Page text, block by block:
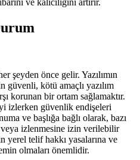
önce gelir. Yazılımın
güvenli, kötü amaçlı yazılım
korunan bir ortam sağlamaktır.
izlerken güvenlik endişeleri
ve başlığa bağlı olarak, bazı
izlenmesine izin verilebilir
yerel telif hakkı yasalarına ve
olmaları önemlidir.